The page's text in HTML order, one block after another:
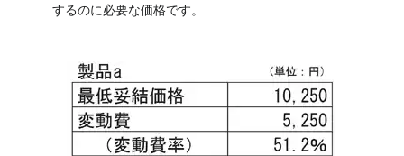
するのに必要な価格です。